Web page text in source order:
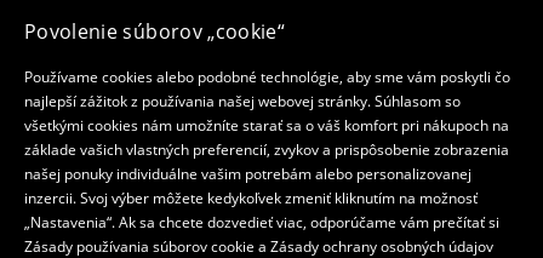
Povolenie súborov „cookie“
Používame cookies alebo podobné technológie, aby sme vám poskytli čo
najlepší zážitok z používania našej webovej stránky. Súhlasom so
všetkými cookies nám umožníte starať sa o váš komfort pri nákupoch na
základe vašich vlastných preferencií, zvykov a prispôsobenie zobrazenia
našej ponuky individuálne vašim potrebám alebo personalizovanej
inzercii. Svoj výber môžete kedykoľvek zmeniť kliknutím na možnosť
„Nastavenia“. Ak sa chcete dozvedieť viac, odporúčame vám prečítať si
Zásady používania súborov cookie a Zásady ochrany osobných údajov